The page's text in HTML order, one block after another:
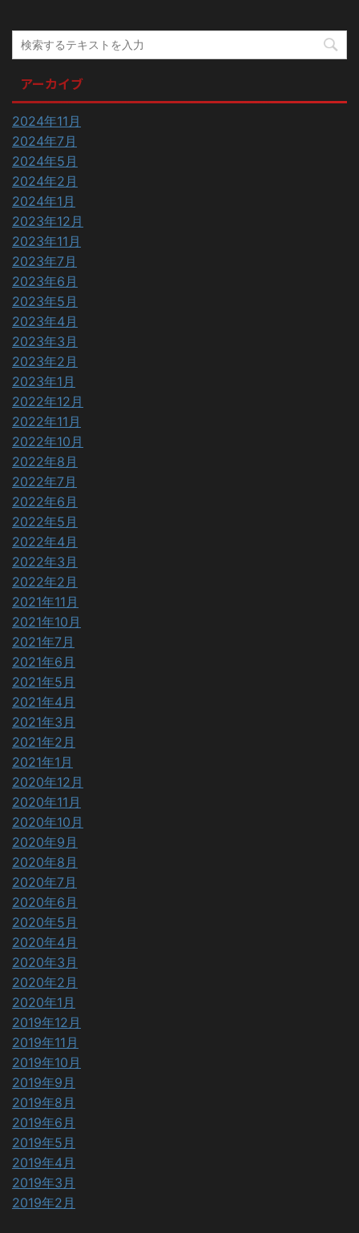
アーカイブ
2024年11月
2024年7月
2024年5月
2024年2月
2024年1月
2023年12月
2023年11月
2023年7月
2023年6月
2023年5月
2023年4月
2023年3月
2023年2月
2023年1月
2022年12月
2022年11月
2022年10月
2022年8月
2022年7月
2022年6月
2022年5月
2022年4月
2022年3月
2022年2月
2021年11月
2021年10月
2021年7月
2021年6月
2021年5月
2021年4月
2021年3月
2021年2月
2021年1月
2020年12月
2020年11月
2020年10月
2020年9月
2020年8月
2020年7月
2020年6月
2020年5月
2020年4月
2020年3月
2020年2月
2020年1月
2019年12月
2019年11月
2019年10月
2019年9月
2019年8月
2019年6月
2019年5月
2019年4月
2019年3月
2019年2月